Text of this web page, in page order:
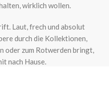
wirklich wollen.
Laut, frech und absolut
durch die Kollektionen,
oder zum Rotwerden bringt,
nach Hause.